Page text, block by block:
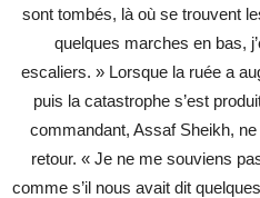
sont tombés, là où se trouvent
quelques marches en bas,
escaliers. » Lorsque la ruée a
puis la catastrophe s’est
commandant, Assaf Sheikh,
retour. « Je ne me souviens
comme s’il nous avait dit